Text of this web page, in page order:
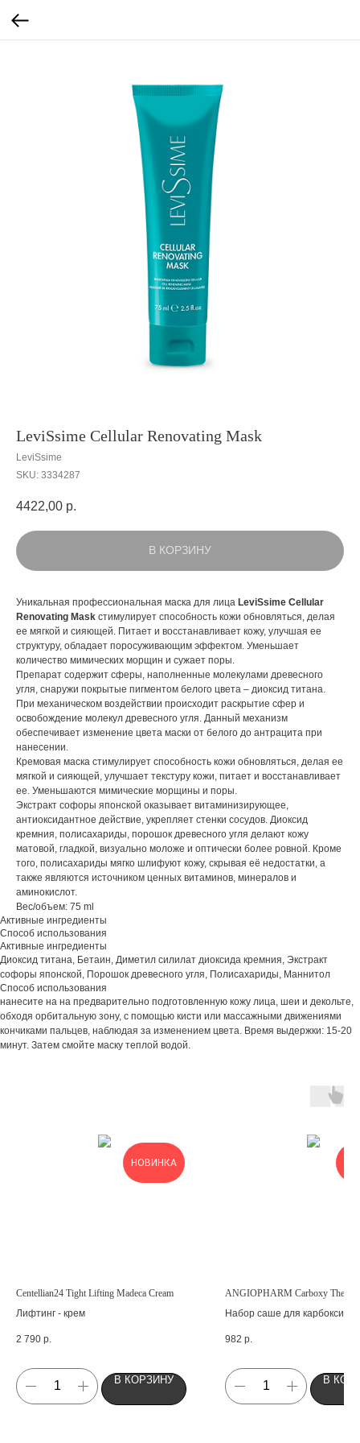
LeviSsime Cellular Renovating Mask
LeviSsime
SKU: 3334287
4422,00 р.
В КОРЗИНУ
Уникальная профессиональная маска для лица LeviSsime Cellular
Renovating Mask стимулирует способность кожи обновляться, делая
ее мягкой и сияющей. Питает и восстанавливает кожу, улучшая ее
структуру, обладает поросуживающим эффектом. Уменьшает
количество мимических морщин и сужает поры.
Препарат содержит сферы, наполненные молекулами древесного
угля, снаружи покрытые пигментом белого цвета – диоксид титана.
При механическом воздействии происходит раскрытие сфер и
освобождение молекул древесного угля. Данный механизм
обеспечивает изменение цвета маски от белого до антрацита при
нанесении.
Кремовая маска стимулирует способность кожи обновляться, делая ее
мягкой и сияющей, улучшает текстуру кожи, питает и восстанавливает
ее. Уменьшаются мимические морщины и поры.
Экстракт софоры японской оказывает витаминизирующее,
антиоксидантное действие, укрепляет стенки сосудов. Диоксид
кремния, полисахариды, порошок древесного угля делают кожу
матовой, гладкой, визуально моложе и оптически более ровной. Кроме
того, полисахариды мягко шлифуют кожу, скрывая её недостатки, а
также являются источником ценных витаминов, минералов и
аминокислот.
Вес/объем: 75 ml
Активные ингредиенты
Способ использования
Активные ингредиенты
Диоксид титана, Бетаин, Диметил силилат диоксида кремния, Экстракт
софоры японской, Порошок древесного угля, Полисахариды, Маннитол
Способ использования
нанесите на на предварительно подготовленную кожу лица, шеи и декольте,
обходя орбитальную зону, с помощью кисти или массажными движениями
кончиками пальцев, наблюдая за изменением цвета. Время выдержки: 15-20
минут. Затем смойте маску теплой водой.
НОВИНКА
Centellian24 Tight Lifting Madeca Cream
Лифтинг - крем
2 790 р.
В КОРЗИНУ
ANGIOPHARM Carboxy
Набор саше для
982 р.
В